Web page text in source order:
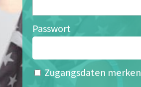
Passwort
Zugangsdaten merken